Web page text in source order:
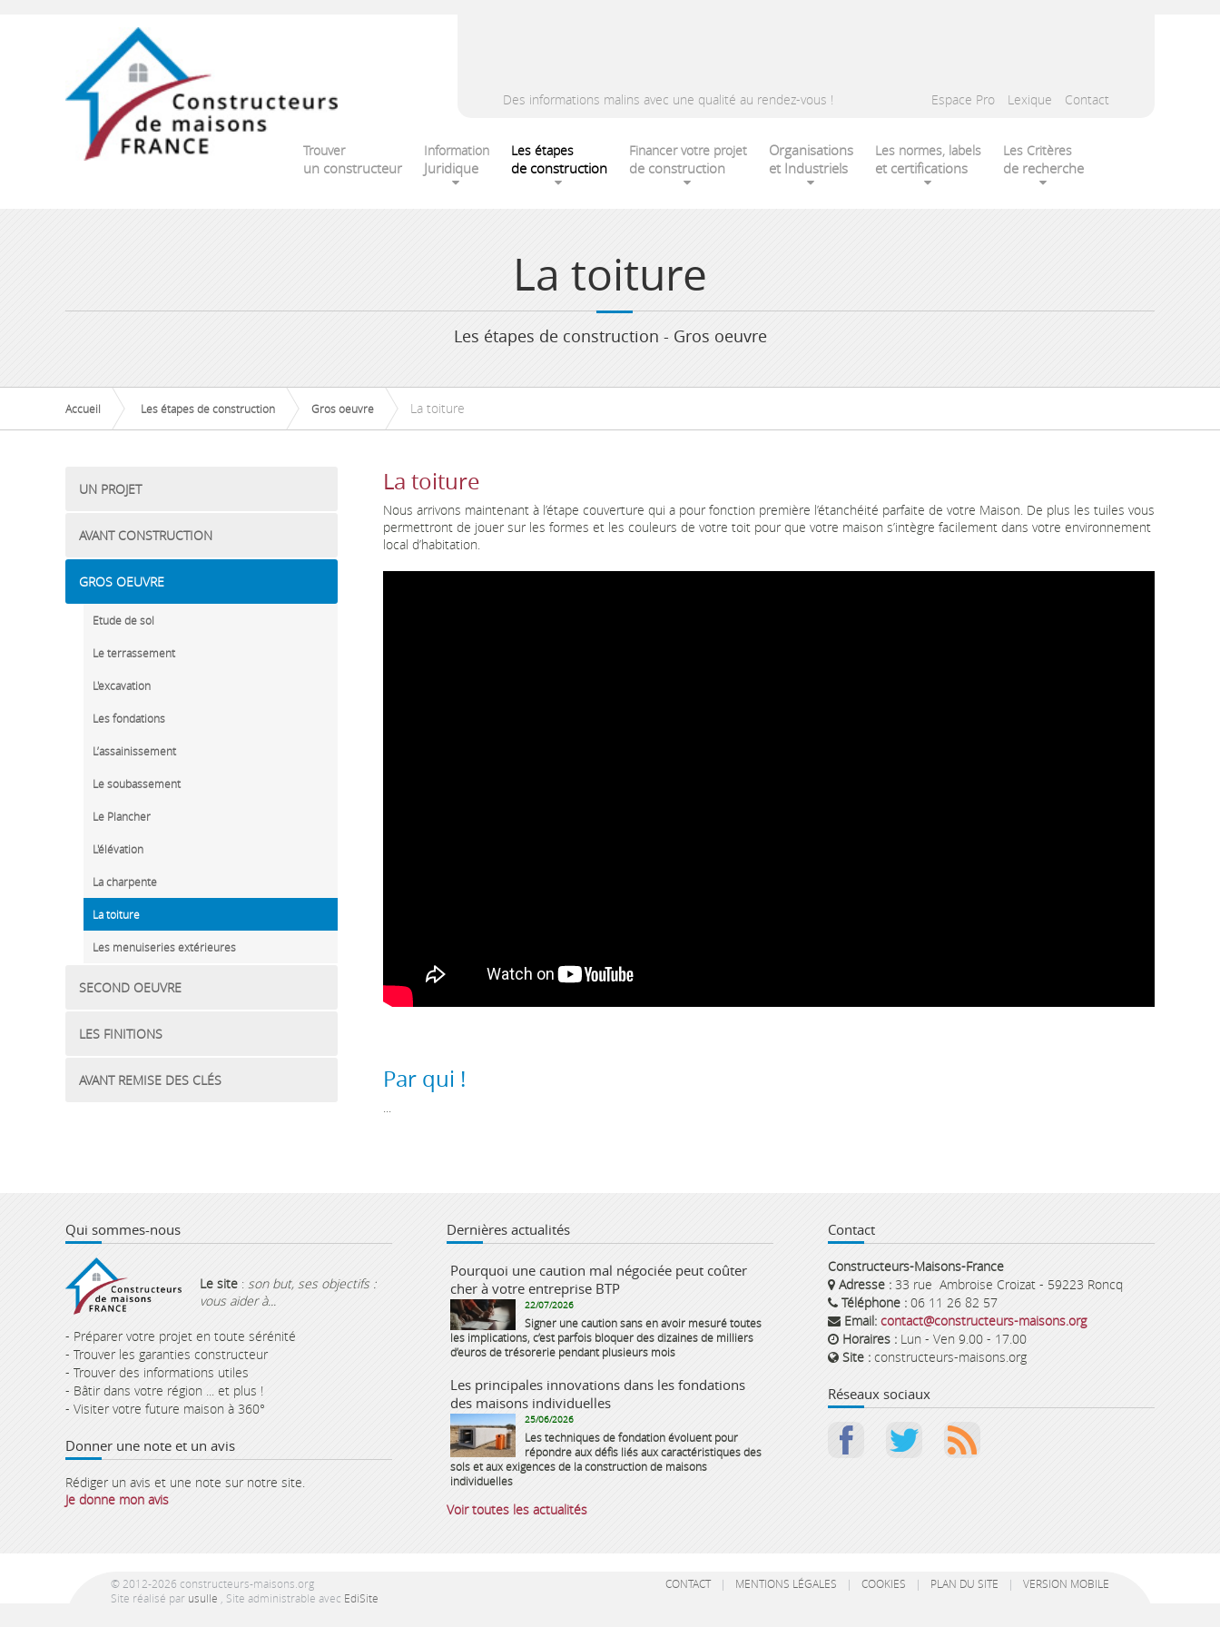
Des informations malins avec une qualité au rendez-vous ! Espace Pro Lexique Contact
Trouver
un constructeur
Information
Juridique
Les étapes
de construction
Financer votre projet
de construction
Organisations
et Industriels
Les normes, labels
et certifications
Les Critères
de recherche
La toiture
Les étapes de construction - Gros oeuvre
Accueil Les étapes de construction Gros oeuvre La toiture
La toiture
Nous arrivons maintenant à l’étape couverture qui a pour fonction première l’étanchéité parfaite de votre Maison. De plus les tuiles vous
permettront de jouer sur les formes et les couleurs de votre toit pour que votre maison s’intègre facilement dans votre environnement
local d’habitation.
Par qui !
...
UN PROJET
AVANT CONSTRUCTION
GROS OEUVRE
Etude de sol
Le terrassement
L'excavation
Les fondations
L’assainissement
Le soubassement
Le Plancher
L'élévation
La charpente
La toiture
Les menuiseries extérieures
SECOND OEUVRE
LES FINITIONS
AVANT REMISE DES CLÉS
Qui sommes-nous
Le site : son but, ses objectifs :
vous aider à...
- Préparer votre projet en toute sérénité
- Trouver les garanties constructeur
- Trouver des informations utiles
- Bâtir dans votre région ... et plus !
- Visiter votre future maison à 360°
Donner une note et un avis
Rédiger un avis et une note sur notre site.
Je donne mon avis
Dernières actualités
Pourquoi une caution mal négociée peut coûter
cher à votre entreprise BTP
22/07/2026
Signer une caution sans en avoir mesuré toutes
les implications, c’est parfois bloquer des dizaines de milliers
d’euros de trésorerie pendant plusieurs mois
Les principales innovations dans les fondations
des maisons individuelles
25/06/2026
Les techniques de fondation évoluent pour
répondre aux défis liés aux caractéristiques des
sols et aux exigences de la construction de maisons
individuelles
Voir toutes les actualités
Contact
Constructeurs-Maisons-France
Adresse : 33 rue Ambroise Croizat - 59223 Roncq
Téléphone : 06 11 26 82 57
Email: contact@constructeurs-maisons.org
Horaires : Lun - Ven 9.00 - 17.00
Site : constructeurs-maisons.org
Réseaux sociaux
© 2012-2026 constructeurs-maisons.org
Site réalisé par usulle , Site administrable avec EdiSite
CONTACT | MENTIONS LÉGALES | COOKIES | PLAN DU SITE | VERSION MOBILE